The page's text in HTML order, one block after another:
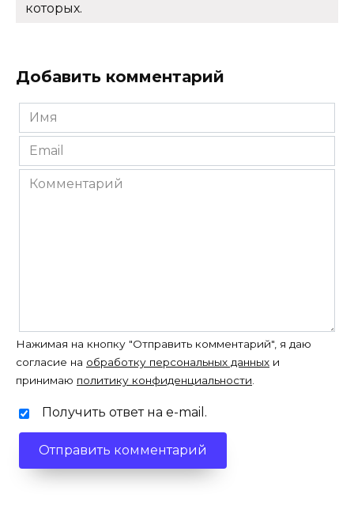
которых.
Добавить комментарий
Имя
*
Email
*
Комментарий
Нажимая на кнопку "Отправить комментарий", я даю
согласие на обработку персональных данных и
принимаю политику конфиденциальности.
Получить ответ на e-mail.